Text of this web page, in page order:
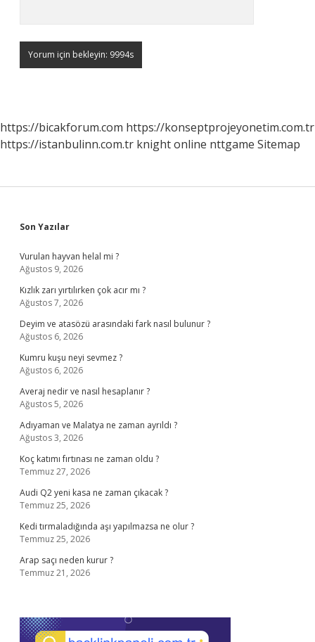
https://bicakforum.com https://konseptprojeyonetim.com.tr
https://istanbulinn.com.tr knight online nttgame Sitemap
Sidebar
Son Yazılar
Vurulan hayvan helal mi ?
Ağustos 9, 2026
Kızlık zarı yırtılırken çok acır mı ?
Ağustos 7, 2026
Deyim ve atasözü arasındaki fark nasıl bulunur ?
Ağustos 6, 2026
Kumru kuşu neyi sevmez ?
Ağustos 6, 2026
Averaj nedir ve nasıl hesaplanır ?
Ağustos 5, 2026
Adıyaman ve Malatya ne zaman ayrıldı ?
Ağustos 3, 2026
Koç katımı fırtınası ne zaman oldu ?
Temmuz 27, 2026
Audi Q2 yeni kasa ne zaman çıkacak ?
Temmuz 25, 2026
Kedi tırmaladığında aşı yapılmazsa ne olur ?
Temmuz 25, 2026
Arap saçı neden kurur ?
Temmuz 21, 2026